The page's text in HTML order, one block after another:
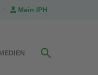
Mein IPH